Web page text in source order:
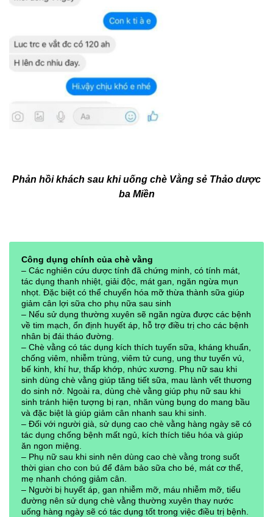
Phản hồi khách sau khi uống chè Vằng sẻ Thảo dược
ba Miền
Công dụng chính của chè vằng
– Các nghiên cứu dược tính đã chứng minh, có tính mát,
tác dụng thanh nhiệt, giải độc, mát gan, ngăn ngừa mụn
nhọt. Đặc biệt có thể chuyển hóa mỡ thừa thành sữa giúp
giảm cân lợi sữa cho phụ nữa sau sinh
– Nếu sử dụng thường xuyên sẽ ngăn ngừa được các bệnh
về tim mạch, ổn định huyết áp, hỗ trợ điều trị cho các bệnh
nhân bị đái tháo đường.
– Chè vằng có tác dụng kích thích tuyến sữa, kháng khuẩn,
chống viêm, nhiễm trùng, viêm tử cung, ung thư tuyến vú,
bế kinh, khí hư, thấp khớp, nhức xương. Phụ nữ sau khi
sinh dùng chè vằng giúp tăng tiết sữa, mau lành vết thương
do sinh nở. Ngoài ra, dùng chè vằng giúp phụ nữ sau khi
sinh tránh hiện tượng bị rạn, nhăn vùng bụng do mang bầu
và đặc biệt là giúp giảm cân nhanh sau khi sinh.
– Đối với người già, sử dụng cao chè vằng hàng ngày sẽ có
tác dụng chống bệnh mất ngủ, kích thích tiêu hóa và giúp
ăn ngon miệng.
– Phụ nữ sau khi sinh nên dùng cao chè vằng trong suốt
thời gian cho con bú để đảm bảo sữa cho bé, mát cơ thể,
mẹ nhanh chóng giảm cân.
– Người bị huyết áp, gan nhiễm mỡ, máu nhiễm mỡ, tiểu
đường nên sử dụng chè vằng thường xuyên thay nước
uống hàng ngày sẽ có tác dụng tốt trong việc điều trị bệnh.